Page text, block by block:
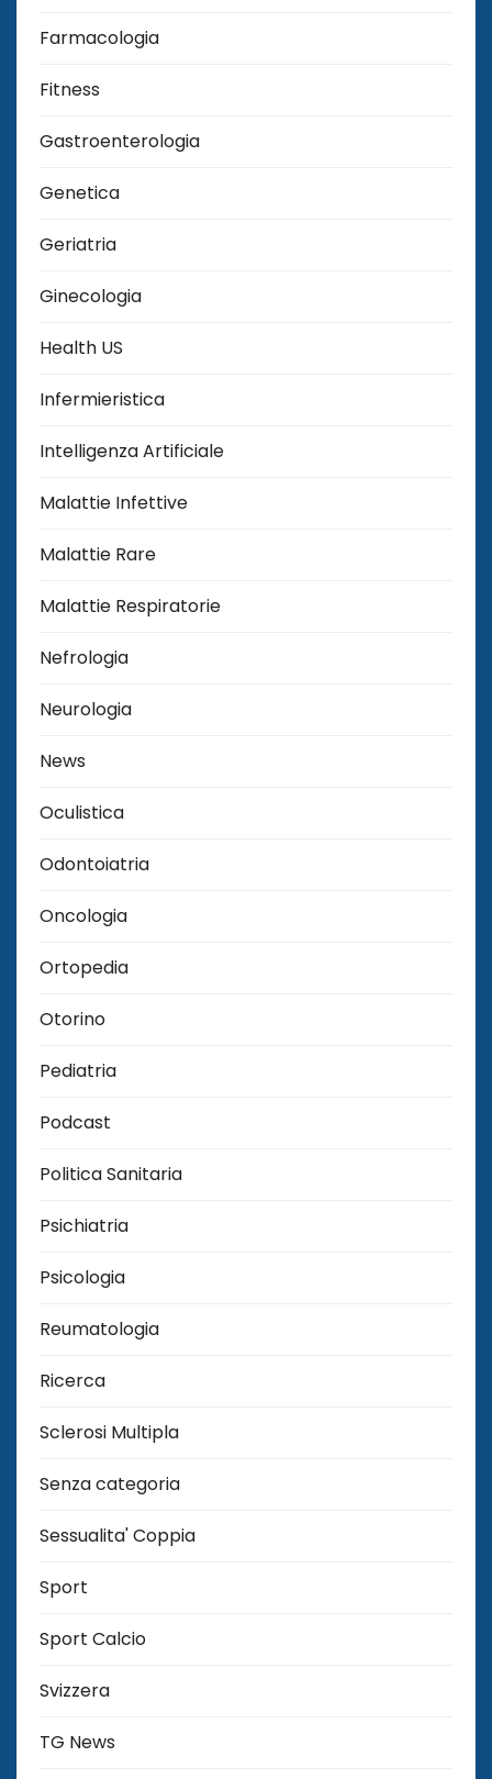
Farmacologia
Fitness
Gastroenterologia
Genetica
Geriatria
Ginecologia
Health US
Infermieristica
Intelligenza Artificiale
Malattie Infettive
Malattie Rare
Malattie Respiratorie
Nefrologia
Neurologia
News
Oculistica
Odontoiatria
Oncologia
Ortopedia
Otorino
Pediatria
Podcast
Politica Sanitaria
Psichiatria
Psicologia
Reumatologia
Ricerca
Sclerosi Multipla
Senza categoria
Sessualita' Coppia
Sport
Sport Calcio
Svizzera
TG News